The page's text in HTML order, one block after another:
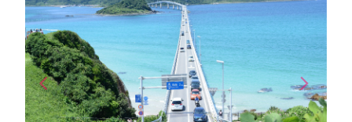
arrow_back_iosPrevious arrow_forward_iosNext